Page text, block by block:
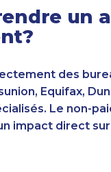
un
des
Equifax,
Le non-
impact direct